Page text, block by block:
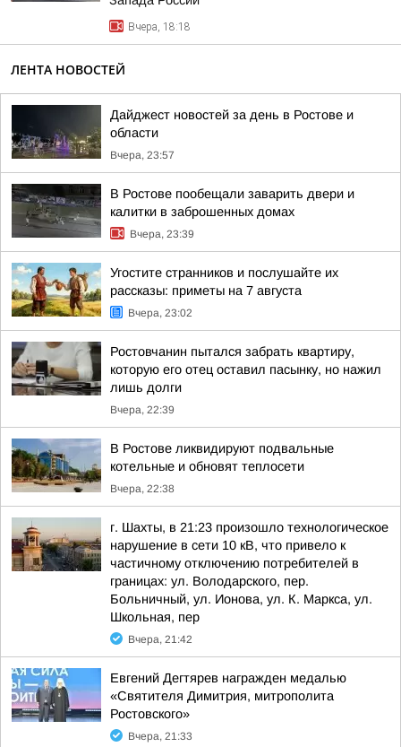
Вчера, 18:18
ЛЕНТА НОВОСТЕЙ
Дайджест новостей за день в Ростове и
области
Вчера, 23:57
В Ростове пообещали заварить двери и
калитки в заброшенных домах
Вчера, 23:39
Угостите странников и послушайте их
рассказы: приметы на 7 августа
Вчера, 23:02
Ростовчанин пытался забрать квартиру,
которую его отец оставил пасынку, но нажил
лишь долги
Вчера, 22:39
В Ростове ликвидируют подвальные
котельные и обновят теплосети
Вчера, 22:38
г. Шахты, в 21:23 произошло технологическое
нарушение в сети 10 кВ, что привело к
частичному отключению потребителей в
границах: ул. Володарского, пер.
Больничный, ул. Ионова, ул. К. Маркса, ул.
Школьная, пер
Вчера, 21:42
Евгений Дегтярев награжден медалью
«Святителя Димитрия, митрополита
Ростовского»
Вчера, 21:33